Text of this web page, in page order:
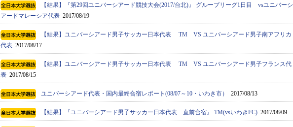
【結果】『第29回ユニバーシアード競技大会(2017/台北)』 グループリーグ1日目 vsユニバーシ
アードマレーシア代表 2017/08/19
【結果】ユニバーシアード男子サッカー日本代表 TM VS ユニバーシアード男子南アフリカ
代表 2017/08/17
【結果】ユニバーシアード男子サッカー日本代表 TM VS ユニバーシアード男子フランス代
表 2017/08/15
ユニバーシアード代表・国内最終合宿レポート(08/07～10・いわき市） 2017/08/13
【結果】『ユニバーシアード男子サッカー日本代表 直前合宿』 TM(vsいわきFC) 2017/08/09